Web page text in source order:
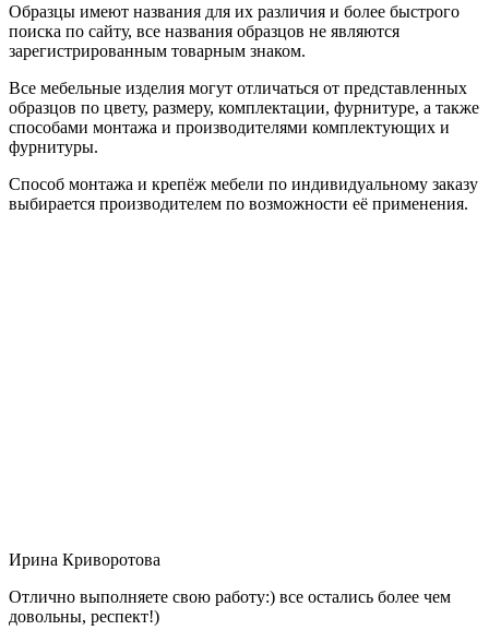
Образцы имеют названия для их различия и более быстрого
поиска по сайту, все названия образцов не являются
зарегистрированным товарным знаком.
Все мебельные изделия могут отличаться от представленных
образцов по цвету, размеру, комплектации, фурнитуре, а также
способами монтажа и производителями комплектующих и
фурнитуры.
Способ монтажа и крепёж мебели по индивидуальному заказу
выбирается производителем по возможности её применения.
Ирина Криворотова
Отлично выполняете свою работу:) все остались более чем
довольны, респект!)